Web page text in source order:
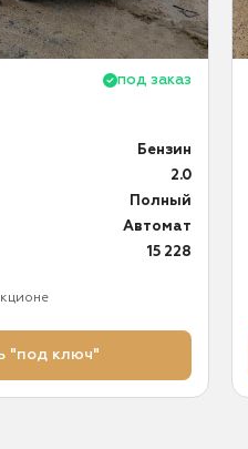
под заказ
Бензин
2.0
Полный
Автомат
15 228
"под ключ"